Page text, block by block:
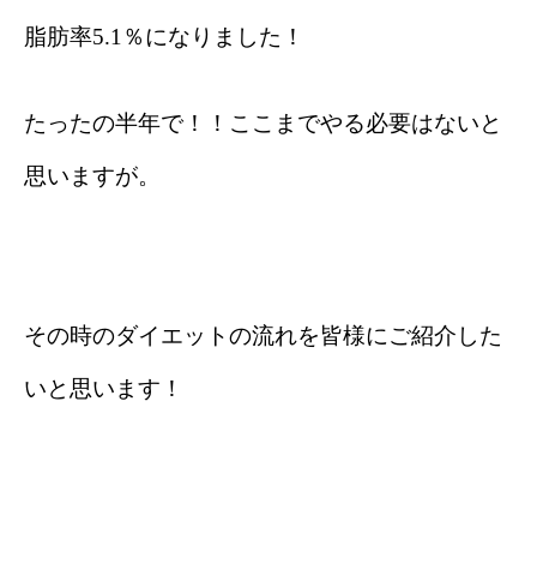
脂肪率5.1％になりました！
たったの半年で！！ここまでやる必要はないと
思いますが。
その時のダイエットの流れを皆様にご紹介した
いと思います！